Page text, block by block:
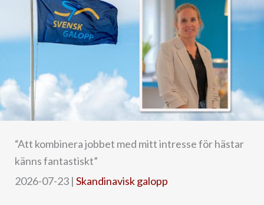
“Att kombinera jobbet med mitt intresse för hästar
känns fantastiskt”
2026-07-23 | Skandinavisk galopp